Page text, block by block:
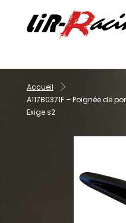
Accueil
A117B0371F – Poignée de
Exige s2